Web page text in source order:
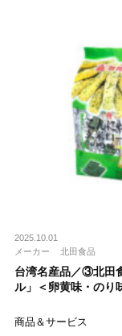
2025.10.01
メーカー
北田食品
台湾名産品／③北田
ル」＜卵黄味・のり
商品＆サービス